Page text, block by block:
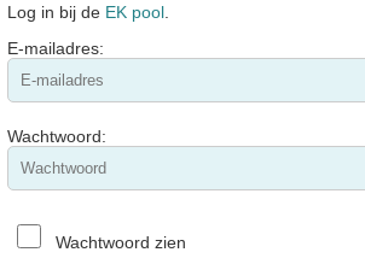
Log in bij de EK pool
E-mailadres:
Wachtwoord:
Wachtwoord zien